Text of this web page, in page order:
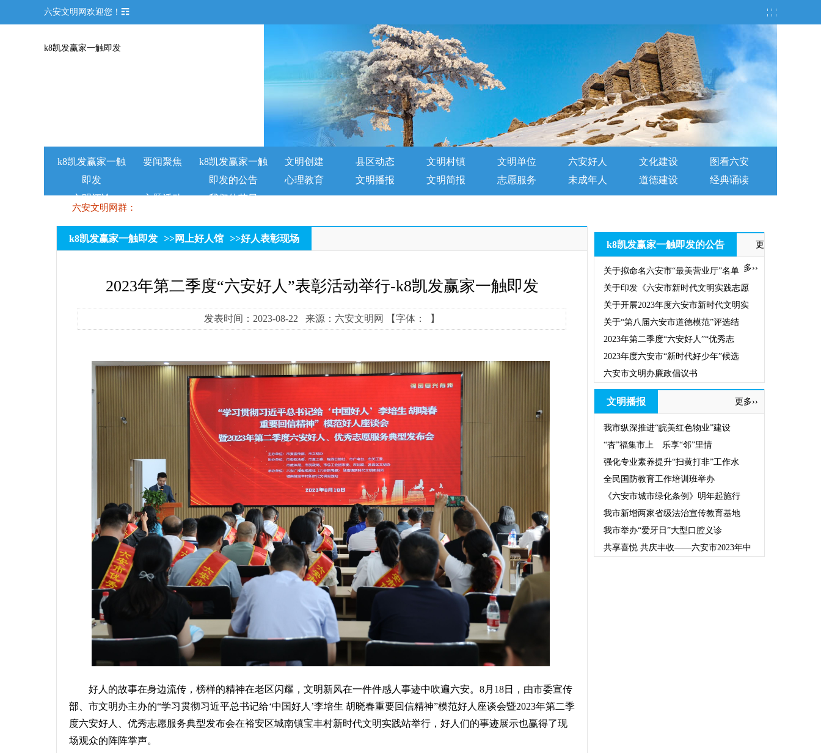
六安文明网欢迎您！☶ ¦ ¦ ¦
k8凯发赢家一触即发
k8凯发赢家一触
即发
要闻聚焦
k8凯发赢家一触
即发的公告
文明创建 县区动态 文明村镇 文明单位 六安好人 文化建设
图看六安
心理教育
文明播报 文明简报 志愿服务 未成年人 道德建设
经典诵读
文明评论
主题活动 我们的节日
六安文明网群：
k8凯发赢家一触即发 >>网上好人馆 >>好人表彰现场
2023年第二季度“六安好人”表彰活动举行-k8凯发赢家一触即发
发表时间：2023-08-22 来源：六安文明网 【字体： 】
好人的故事在身边流传，榜样的精神在老区闪耀，文明新风在一件件感人事迹中吹遍六安。8月18日，由市委宣传
部、市文明办主办的“学习贯彻习近平总书记给‘中国好人’李培生 胡晓春重要回信精神”模范好人座谈会暨2023年第二季
度六安好人、优秀志愿服务典型发布会在裕安区城南镇宝丰村新时代文明实践站举行，好人们的事迹展示也赢得了现
场观众的阵阵掌声。
k8凯发赢家一触即发的公告 更
多››
关于拟命名六安市“最美营业厅”名单
关于印发《六安市新时代文明实践志愿
关于开展2023年度六安市新时代文明实
关于“第八届六安市道德模范”评选结
2023年第二季度“六安好人”“优秀志
2023年度六安市“新时代好少年”候选
六安市文明办廉政倡议书
文明播报 更多››
我市纵深推进“皖美红色物业”建设
“杏”福集市上 乐享“邻”里情
强化专业素养提升“扫黄打非”工作水
全民国防教育工作培训班举办
《六安市城市绿化条例》明年起施行
我市新增两家省级法治宣传教育基地
我市举办“爱牙日”大型口腔义诊
共享喜悦 共庆丰收——六安市2023年中